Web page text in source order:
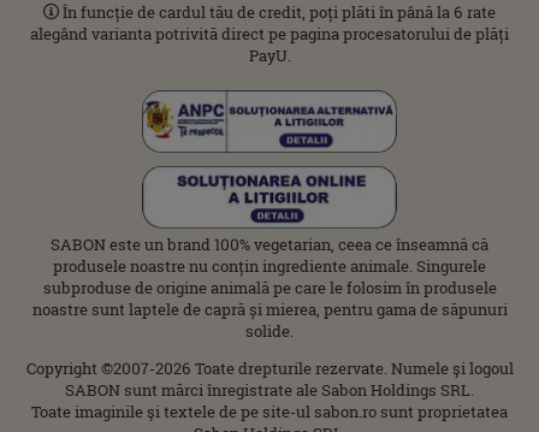
În funcție de cardul tău de credit, poți plăti în până la 6 rate
alegând varianta potrivită direct pe pagina procesatorului de plăți
PayU.
SABON este un brand 100% vegetarian, ceea ce înseamnă că
produsele noastre nu conțin ingrediente animale. Singurele
subproduse de origine animală pe care le folosim în produsele
noastre sunt laptele de capră și mierea, pentru gama de săpunuri
solide.
Copyright ©2007-2026 Toate drepturile rezervate. Numele şi logoul
SABON sunt mărci înregistrate ale Sabon Holdings SRL.
Toate imaginile şi textele de pe site-ul sabon.ro sunt proprietatea